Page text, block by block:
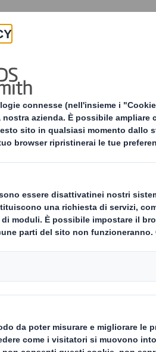
Prodotti & Servizi
Agire
Stiamo compiendo
di
nell'Area EMEA